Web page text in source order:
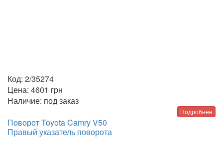
Код: 2/35274
Цена: 4601 грн
Наличие: под заказ
Подробнее
Поворот Toyota Camry V50
Правый указатель поворота